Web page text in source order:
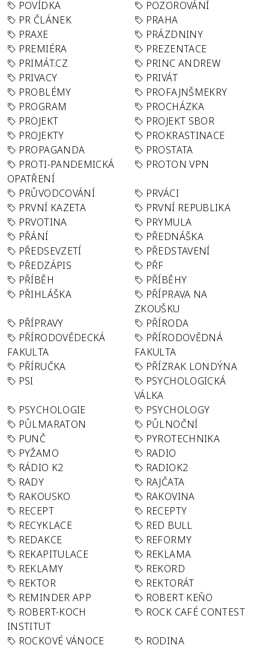
POVÍDKA
POZOROVÁNÍ
PR ČLÁNEK
PRAHA
PRAXE
PRÁZDNINY
PREMIÉRA
PREZENTACE
PRIMÁT.CZ
PRINC ANDREW
PRIVACY
PRIVÁT
PROBLÉMY
PROFAJNŠMEKRY
PROGRAM
PROCHÁZKA
PROJEKT
PROJEKT SBOR
PROJEKTY
PROKRASTINACE
PROPAGANDA
PROSTATA
PROTI-PANDEMICKÁ
OPATŘENÍ
PROTON VPN
PRŮVODCOVÁNÍ
PRVÁCI
PRVNÍ KAZETA
PRVNÍ REPUBLIKA
PRVOTINA
PRYMULA
PŘÁNÍ
PŘEDNÁŠKA
PŘEDSEVZETÍ
PŘEDSTAVENÍ
PŘEDZÁPIS
PŘF
PŘÍBĚH
PŘÍBĚHY
PŘIHLÁŠKA
PŘÍPRAVA NA
ZKOUŠKU
PŘÍPRAVY
PŘÍRODA
PŘÍRODOVĚDECKÁ
FAKULTA
PŘÍRODOVĚDNÁ
FAKULTA
PŘÍRUČKA
PŘÍZRAK LONDÝNA
PSI
PSYCHOLOGICKÁ
VÁLKA
PSYCHOLOGIE
PSYCHOLOGY
PŮLMARATON
PŮLNOČNÍ
PUNČ
PYROTECHNIKA
PYŽAMO
RADIO
RÁDIO K2
RADIOK2
RADY
RAJČATA
RAKOUSKO
RAKOVINA
RECEPT
RECEPTY
RECYKLACE
RED BULL
REDAKCE
REFORMY
REKAPITULACE
REKLAMA
REKLAMY
REKORD
REKTOR
REKTORÁT
REMINDER APP
ROBERT KEŇO
ROBERT-KOCH
INSTITUT
ROCK CAFÉ CONTEST
ROCKOVÉ VÁNOCE
RODINA